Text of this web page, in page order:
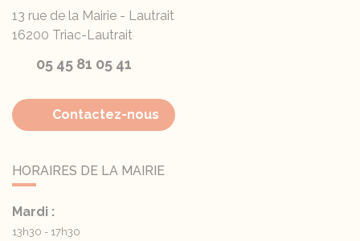
13 rue de la Mairie - Lautrait
16200 Triac-Lautrait
05 45 81 05 41
Contactez-nous
HORAIRES DE LA MAIRIE
Mardi :
13h30 - 17h30